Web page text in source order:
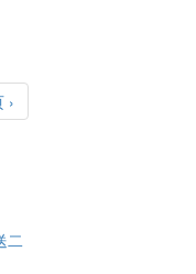
›
二